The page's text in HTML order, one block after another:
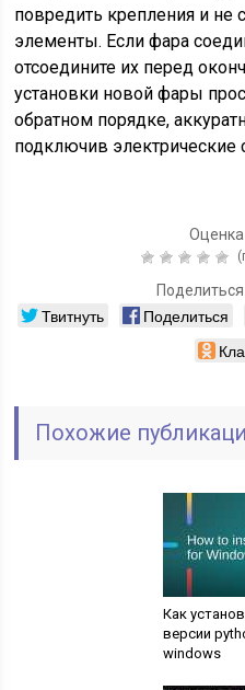
повредить крепления и не
элементы. Если фара
отсоедините их перед
установки новой фары
обратном порядке,
подключив электрические
Оценка
Твитнуть Поделиться
Похожие
Как
версии
windows